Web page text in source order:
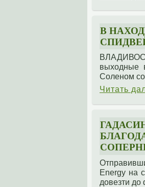
В
выходные
Соленом
Читать
Energy на
довезти